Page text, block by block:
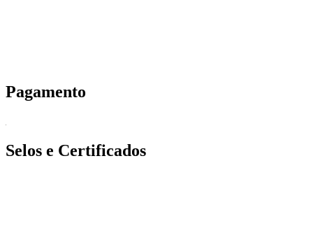
Pagamento
Selos e Certificados